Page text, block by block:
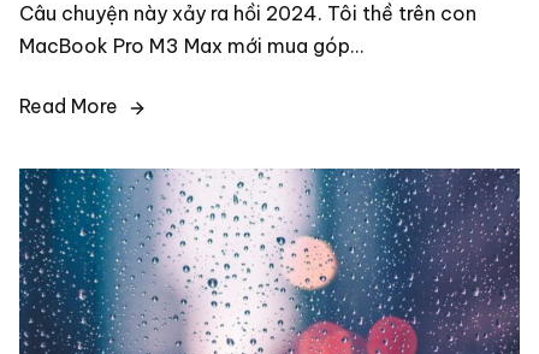
Câu chuyện này xảy ra hồi 2024. Tôi thề trên con
MacBook Pro M3 Max mới mua góp…
Read More